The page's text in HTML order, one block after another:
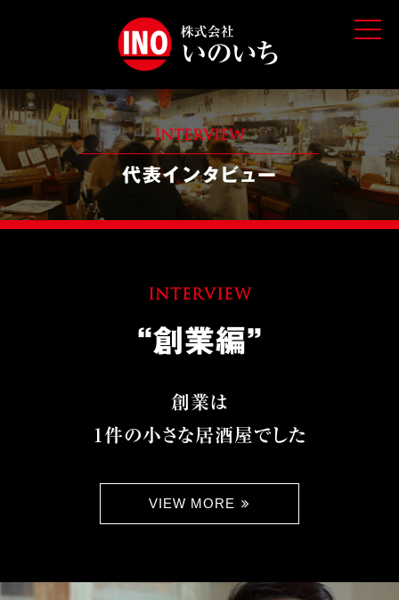
t
o
e
n
a
v
i
a
t
n
INTERVIEW
代表インタビュー
INTERVIEW
“創業編”
創業は
1件の小さな居酒屋でした
VIEW MORE